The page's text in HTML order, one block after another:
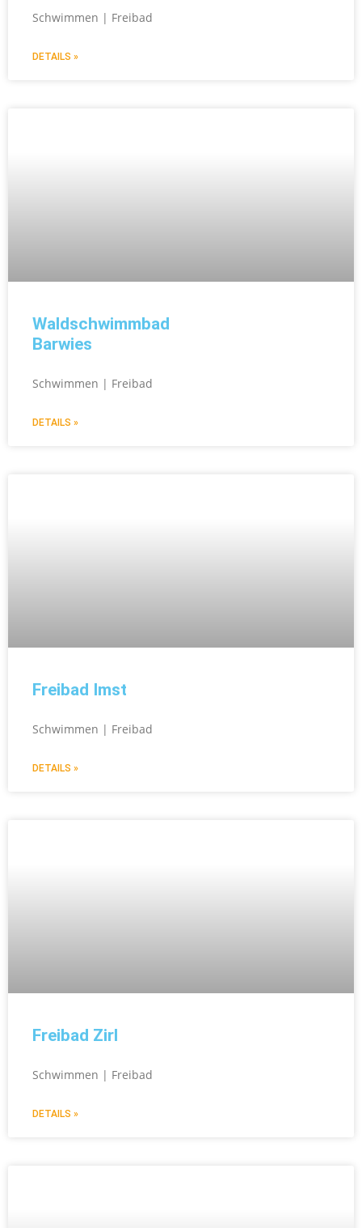
Schwimmen | Freibad
DETAILS »
Waldschwimmbad
Barwies
Schwimmen | Freibad
DETAILS »
Freibad Imst
Schwimmen | Freibad
DETAILS »
Freibad Zirl
Schwimmen | Freibad
DETAILS »